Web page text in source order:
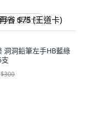
$75 (王道卡)
洞洞鉛筆左手HB藍綠
$300